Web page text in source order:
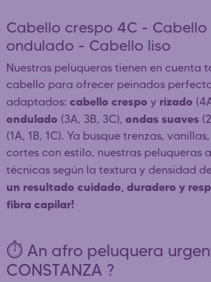
Cabello crespo 4C -
ondulado - Cabello liso
Nuestras peluqueras tienen en cuenta
cabello para ofrecer peinados
adaptados: cabello crespo y rizado
ondulado (3A, 3B, 3C), ondas suaves
(1A, 1B, 1C). Ya busque trenzas,
cortes con estilo, nuestras peluqueras
técnicas según la textura y densidad
un resultado cuidado, duradero y
fibra capilar!
⏱️ An afro peluquera
CONSTANZA ?